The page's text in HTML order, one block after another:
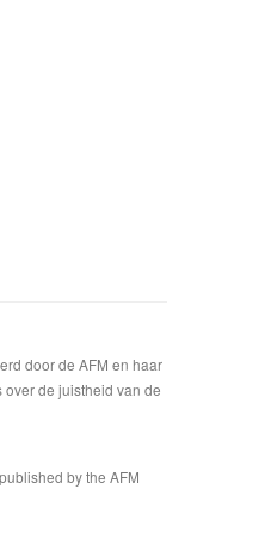
door de AFM en haar
de juistheid van de
by the AFM